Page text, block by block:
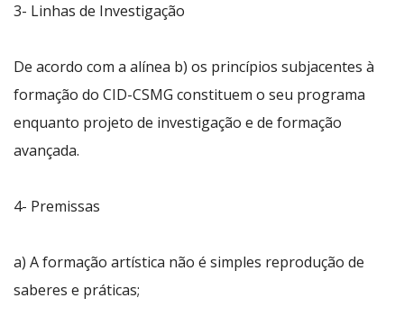
3- Linhas de Investigação
De acordo com a alínea b) os princípios subjacentes à
formação do CID-CSMG constituem o seu programa
enquanto projeto de investigação e de formação
avançada.
4- Premissas
a) A formação artística não é simples reprodução de
saberes e práticas;